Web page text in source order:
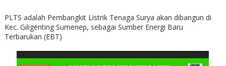
PLTS adalah Pembangkit Listrik Tenaga Surya akan dibangun di
Kec. Giligenting Sumenep, sebagai Sumber Energi Baru
Terbarukan (EBT)